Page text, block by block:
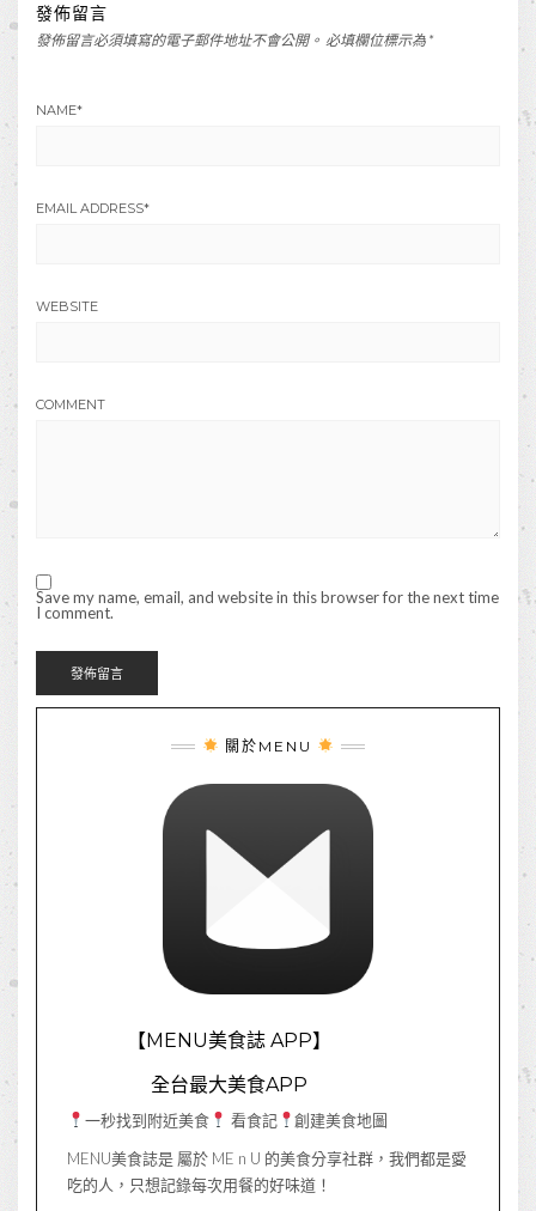
發佈留言
發佈留言必須填寫的電子郵件地址不會公開。 必填欄位標示為 *
NAME*
EMAIL ADDRESS*
WEBSITE
COMMENT
Save my name, email, and website in this browser for the next time
I comment.
關於MENU
【MENU美食誌 APP】
全台最大美食APP
一秒找到附近美食 看食記
創建美食地圖
MENU美食誌是 屬於 ME n U 的美食分享社群，我們都是愛
吃的人，只想記錄每次用餐的好味道！